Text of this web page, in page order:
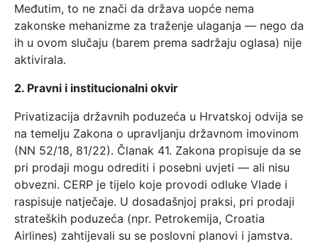
Međutim, to ne znači da država uopće nema
zakonske mehanizme za traženje ulaganja — nego da
ih u ovom slučaju (barem prema sadržaju oglasa) nije
aktivirala.
2. Pravni i institucionalni okvir
Privatizacija državnih poduzeća u Hrvatskoj odvija se
na temelju Zakona o upravljanju državnom imovinom
(NN 52/18, 81/22). Članak 41. Zakona propisuje da se
pri prodaji mogu odrediti i posebni uvjeti — ali nisu
obvezni. CERP je tijelo koje provodi odluke Vlade i
raspisuje natječaje. U dosadašnjoj praksi, pri prodaji
strateških poduzeća (npr. Petrokemija, Croatia
Airlines) zahtijevali su se poslovni planovi i jamstva.